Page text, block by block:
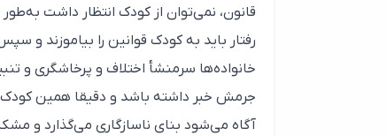
قانون، نمی‌توان از کودک انتظار داشت
رفتار باید به کودک قوانین را بیاموزند و
خانواده‌ها سرمنشأ اختلاف و پرخاشگری و
جرمش خبر داشته باشد و دقیقا همین
آگاه می‌شود بنای ناسازگاری می‌گذارد و